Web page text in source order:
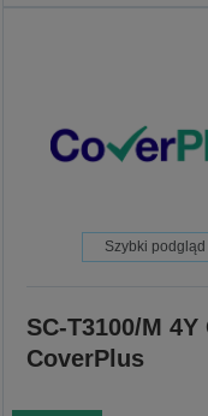
Szybki podgląd
SC-T3100/M 4Y
CoverPlus